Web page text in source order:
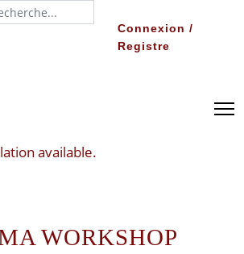
Connexion /
Registre
available.
WORKSHOP